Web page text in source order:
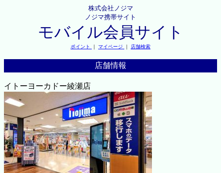
株式会社ノジマ
ノジマ携帯サイト
モバイル会員サイト
ポイント ｜ マイページ ｜ 店舗検索
店舗情報
イトーヨーカドー綾瀬店